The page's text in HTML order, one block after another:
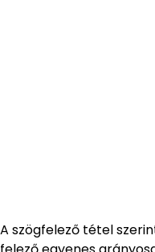
A szögfelező tétel